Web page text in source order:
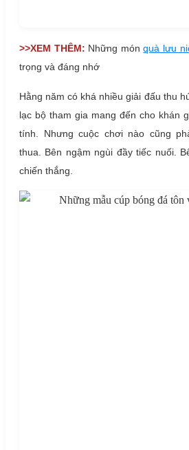
>>XEM THÊM: Những mónquà lưu
trọng và đáng nhớ
Hằng năm có khá nhiều giải đấu thu
lạc bộ tham gia mang đến cho khán
tính. Nhưng cuộc chơi nào cũng
thua. Bên ngậm ngùi đầy tiếc nuối.
chiến thắng.